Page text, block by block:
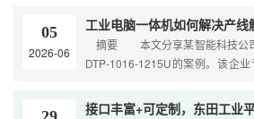
05
2026-06
摘要 本文分享某智能科技公
DTP-1016-1215U的案例。该企